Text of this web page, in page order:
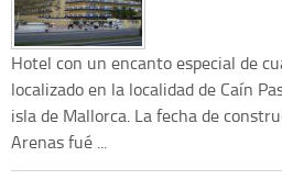
Hotel con un encanto especial de
localizado en la localidad de Caín
isla de Mallorca. La fecha de
Arenas fué ...